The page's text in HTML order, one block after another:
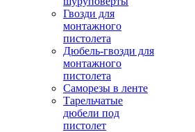
Гвозди для
монтажного
пистолета
Дюбель-гвозди для
монтажного
пистолета
Саморезы в ленте
Тарельчатые
дюбели под
пистолет